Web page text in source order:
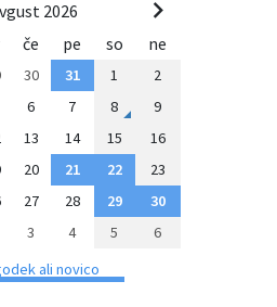
2026
če pe so ne
30 31 1
2
6 7 8
9
13 14 15
16
20 21 22
23
27 28 29
30
3 4 5 6
ali novico